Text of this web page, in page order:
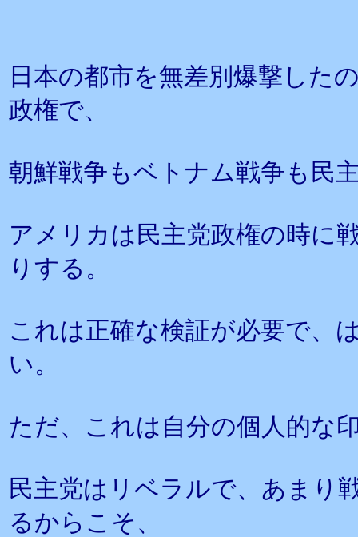
日本の都市を無差別爆撃した
政権で、
朝鮮戦争もベトナム戦争も民
アメリカは民主党政権の時に
りする。
これは正確な検証が必要で、
い。
ただ、これは自分の個人的な
民主党はリベラルで、あまり
るからこそ、